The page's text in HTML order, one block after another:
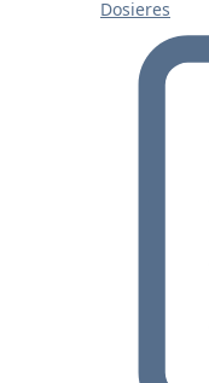
Dosieres